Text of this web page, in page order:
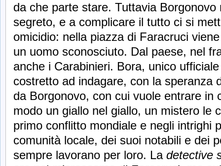
da che parte stare. Tuttavia
segreto, e a complicare il tutto ci si
omicidio: nella piazza di Faracruci
un uomo sconosciuto. Dal paese, nel
anche i Carabinieri. Bora, unico
costretto ad indagare, con la speranza
da Borgonovo, con cui vuole entrare in
modo un giallo nel giallo, un mistero le
primo conflitto mondiale e negli intrighi
comunità locale, dei suoi notabili e dei
sempre lavorano per loro. La detective